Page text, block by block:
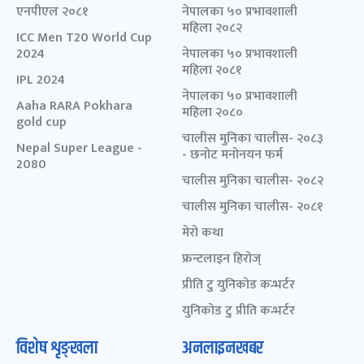
एनपीएल २०८१
ICC Men T20 World Cup
2024
IPL 2024
Aaha RARA Pokhara
gold cup
Nepal Super League -
2080
नेपालका ५० प्रभावशाली
महिला २०८२
नेपालका ५० प्रभावशाली
महिला २०८१
नेपालका ५० प्रभावशाली
महिला २०८०
चालीस मुनिका चालीस- २०८३
- छनोट मनोनयन फर्म
चालीस मुनिका चालीस- २०८२
चालीस मुनिका चालीस- २०८१
मेरो कथा
फ्रन्टलाइन हिरोज्
प्रीति टु युनिकोड कन्भर्टर
युनिकोड टु प्रीति कन्भर्टर
विशेष शृङ्खला अनलाइनखबर